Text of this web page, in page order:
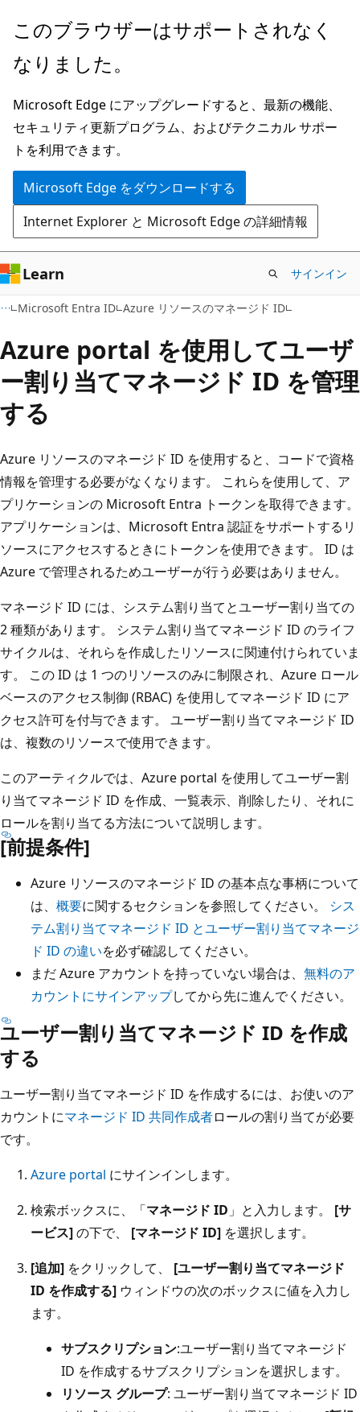
メ
ン
ン
テ
ン
ツ
に
ス
キ
ッ
プ
このブラウザーはサポートされなく
なりました。
Microsoft Edge にアップグレードすると、最新の機能、
セキュリティ更新プログラム、およびテクニカル サポー
トを利用できます。
Microsoft Edge をダウンロードする
Internet Explorer と Microsoft Edge の詳細情報
Learn サインイン
Microsoft Entra ID Azure リソースのマネージド ID
Azure portal を使用してユーザ
ー割り当てマネージド ID を管理
する
Azure リソースのマネージド ID を使用すると、コードで資格
情報を管理する必要がなくなります。 これらを使用して、ア
プリケーションの Microsoft Entra トークンを取得できます。
アプリケーションは、Microsoft Entra 認証をサポートするリ
ソースにアクセスするときにトークンを使用できます。 ID は
Azure で管理されるためユーザーが行う必要はありません。
マネージド ID には、システム割り当てとユーザー割り当ての
2 種類があります。 システム割り当てマネージド ID のライフ
サイクルは、それらを作成したリソースに関連付けられていま
す。 この ID は 1 つのリソースのみに制限され、Azure ロール
ベースのアクセス制御 (RBAC) を使用してマネージド ID にア
クセス許可を付与できます。 ユーザー割り当てマネージド ID
は、複数のリソースで使用できます。
このアーティクルでは、Azure portal を使用してユーザー割
り当てマネージド ID を作成、一覧表示、削除したり、それに
ロールを割り当てる方法について説明します。
[前提条件]
Azure リソースのマネージド ID の基本点な事柄について
は、 概要に関するセクションを参照してください。 シス
テム割り当てマネージド ID とユーザー割り当てマネージ
ド ID の違いを必ず確認してください。
まだ Azure アカウントを持っていない場合は、 無料のア
カウントにサインアップしてから先に進んでください。
ユーザー割り当てマネージド ID を作成
する
ユーザー割り当てマネージド ID を作成するには、お使いのア
カウントにマネージド ID 共同作成者ロールの割り当てが必要
です。
Azure portal にサインインします。
検索ボックスに、「マネージド ID 」と入力します。 [サ
ービス]の下で、 [マネージド ID] を選択します。
[追加] をクリックして、 [ユーザー割り当てマネージド
ID を作成する] ウィンドウの次のボックスに値を入力し
ます。
サブスクリプション:ユーザー割り当てマネージド
ID を作成するサブスクリプションを選択します。
リソース グループ: ユーザー割り当てマネージド ID